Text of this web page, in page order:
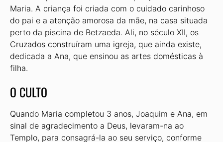
Maria. A criança foi criada com o cuidado carinhoso
do pai e a atenção amorosa da mãe, na casa situada
perto da piscina de Betzaeda. Ali, no século XII, os
Cruzados construíram uma igreja, que ainda existe,
dedicada a Ana, que ensinou as artes domésticas à
filha.
O CULTO
Quando Maria completou 3 anos, Joaquim e Ana, em
sinal de agradecimento a Deus, levaram-na ao
Templo, para consagrá-la ao seu serviço, conforme